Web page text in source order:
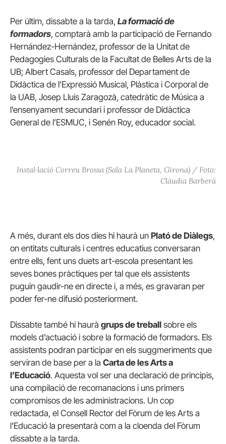
Per últim, dissabte a la tarda, La formació de
formadors, comptarà amb la participació de Fernando
Hernández-Hernández, professor de la Unitat de
Pedagogies Culturals de la Facultat de Belles Arts de la
UB; Albert Casals, professor del Departament de
Didàctica de l’Expressió Musical, Plàstica i Corporal de
la UAB, Josep Lluís Zaragozà, catedràtic de Música a
l’ensenyament secundari i professor de Didàctica
General de l’ESMUC, i Senén Roy, educador social.
Instal·lació Correu Brossa (Sala La Planeta, Girona) / Foto:
Clàudia Barberà
A més, durant els dos dies hi haurà un Plató de Diàlegs,
on entitats culturals i centres educatius conversaran
entre ells, fent uns duets art-escola presentant les
seves bones pràctiques per tal que els assistents
puguin gaudir-ne en directe i, a més, es gravaran per
poder fer-ne difusió posteriorment.
Dissabte també hi haurà grups de treball sobre els
models d’actuació i sobre la formació de formadors. Els
assistents podran participar en els suggmeriments que
serviran de base per a la Carta de les Arts a
l’Educació. Aquesta vol ser una declaració de principis,
una compilació de recomanacions i uns primers
compromisos de les administracions. Un cop
redactada, el Consell Rector del Fòrum de les Arts a
l’Educació la presentarà com a la cloenda del Fòrum
dissabte a la tarda.